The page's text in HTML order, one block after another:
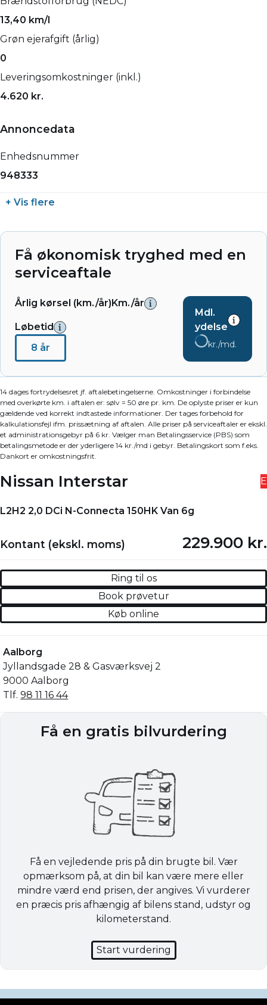
13,40 km/l
Grøn ejerafgift (årlig)
0
Leveringsomkostninger (inkl.)
4.620 kr.
Annoncedata
Enhedsnummer
948333
+ Vis flere
Få økonomisk tryghed med en
serviceaftale
Årlig kørsel (km./år)Km./år
Løbetid
8 år
Mdl.
ydelse
kr./md.
14 dages fortrydelsesret jf. aftalebetingelserne. Omkostninger i forbindelse
med overkørte km. i aftalen er: sølv = 50 øre pr. km. De oplyste priser er kun
gældende ved korrekt indtastede informationer. Der tages forbehold for
kalkulationsfejl ifm. prissætning af aftalen. Alle priser på serviceaftaler er ekskl.
et administrationsgebyr på 6 kr. Vælger man Betalingsservice (PBS) som
betalingsmetode er der yderligere 14 kr./md i gebyr. Betalingskort som f.eks.
Dankort er omkostningsfrit.
Nissan Interstar
L2H2 2,0 DCi N-Connecta 150HK Van 6g
E
Kontant (ekskl. moms) 229.900 kr.
Ring til os
Book prøvetur
Køb online
Aalborg
Jyllandsgade 28 & Gasværksvej 2
9000 Aalborg
Tlf.98 11 16 44
Få en gratis bilvurdering
Få en vejledende pris på din brugte bil. Vær
opmærksom på, at din bil kan være mere eller
mindre værd end prisen, der angives. Vi vurderer
en præcis pris afhængig af bilens stand, udstyr og
kilometerstand.
Start vurdering